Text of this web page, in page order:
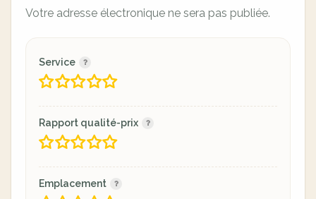
Votre adresse électronique ne sera pas publiée.
Service
Rapport qualité-prix
Emplacement